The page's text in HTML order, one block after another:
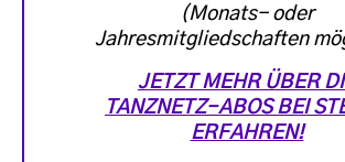
(Monats- oder
Jahresmitgliedschaften
JETZT MEHR ÜBER
TANZNETZ-ABOS BEI
ERFAHREN!